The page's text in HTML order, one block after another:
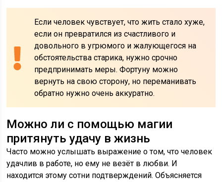
Если человек чувствует, что жить стало хуже,
если он превратился из счастливого и
довольного в угрюмого и жалующегося на
обстоятельства старика, нужно срочно
предпринимать меры. Фортуну можно
вернуть на свою сторону, но переманивать
обратно нужно очень аккуратно.
Можно ли с помощью магии
притянуть удачу в жизнь
Часто можно услышать выражение о том, что человек
удачлив в работе, но ему не везёт в любви. И
находится этому сотни подтверждений. Объясняется